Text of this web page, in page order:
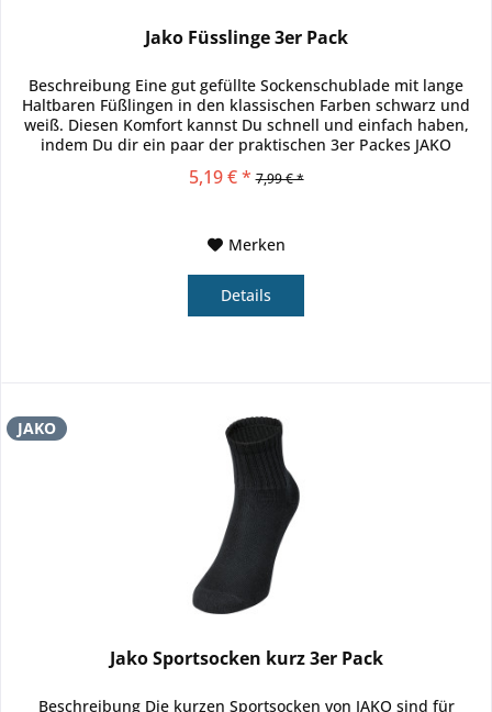
Jako Füsslinge 3er Pack
Beschreibung Eine gut gefüllte Sockenschublade mit lange
Haltbaren Füßlingen in den klassischen Farben schwarz und
weiß. Diesen Komfort kannst Du schnell und einfach haben,
indem Du dir ein paar der praktischen 3er Packes JAKO
5,19 € * 7,99 € *
Merken
Details
JAKO
Jako Sportsocken kurz 3er Pack
Beschreibung Die kurzen Sportsocken von JAKO sind für